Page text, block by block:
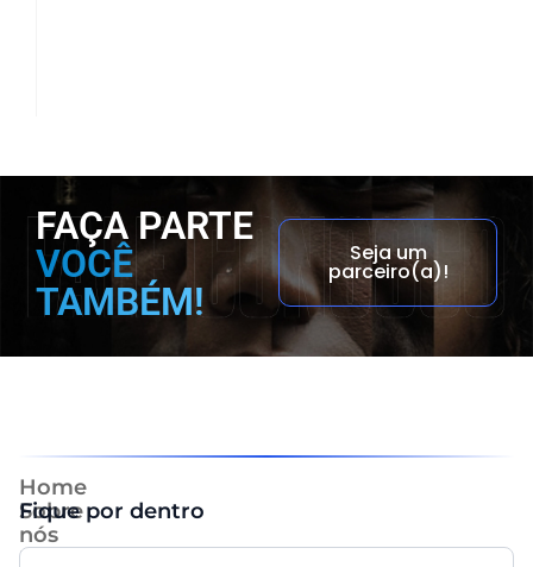
FAÇA PARTE
VOCÊ
TAMBÉM!
Seja um
parceiro(a)!
Home
Sobre
nós
Ecossistema
Fique por dentro